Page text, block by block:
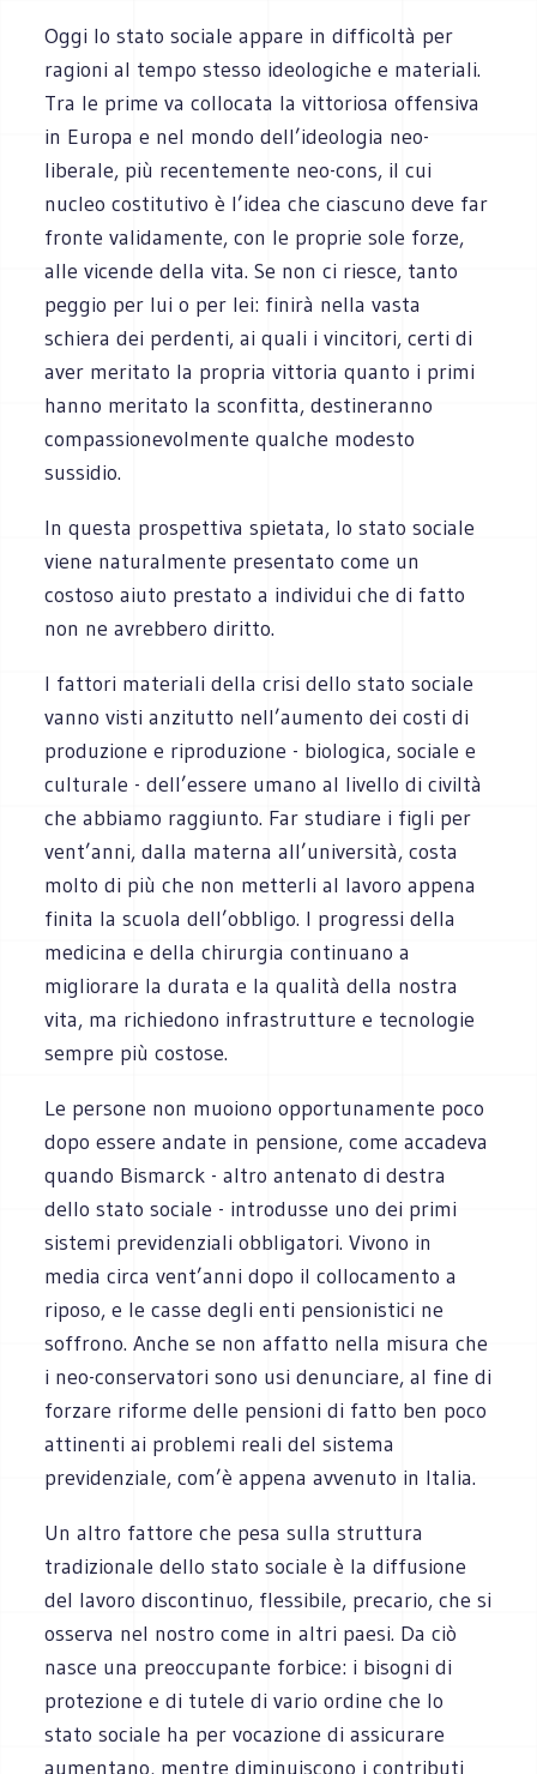
Oggi lo stato sociale appare in difficoltà per
ragioni al tempo stesso ideologiche e materiali.
Tra le prime va collocata la vittoriosa offensiva
in Europa e nel mondo dell’ideologia neo-
liberale, più recentemente neo-cons, il cui
nucleo costitutivo è l’idea che ciascuno deve far
fronte validamente, con le proprie sole forze,
alle vicende della vita. Se non ci riesce, tanto
peggio per lui o per lei: finirà nella vasta
schiera dei perdenti, ai quali i vincitori, certi di
aver meritato la propria vittoria quanto i primi
hanno meritato la sconfitta, destineranno
compassionevolmente qualche modesto
sussidio.
In questa prospettiva spietata, lo stato sociale
viene naturalmente presentato come un
costoso aiuto prestato a individui che di fatto
non ne avrebbero diritto.
I fattori materiali della crisi dello stato sociale
vanno visti anzitutto nell’aumento dei costi di
produzione e riproduzione - biologica, sociale e
culturale - dell’essere umano al livello di civiltà
che abbiamo raggiunto. Far studiare i figli per
vent’anni, dalla materna all’università, costa
molto di più che non metterli al lavoro appena
finita la scuola dell’obbligo. I progressi della
medicina e della chirurgia continuano a
migliorare la durata e la qualità della nostra
vita, ma richiedono infrastrutture e tecnologie
sempre più costose.
Le persone non muoiono opportunamente poco
dopo essere andate in pensione, come accadeva
quando Bismarck - altro antenato di destra
dello stato sociale - introdusse uno dei primi
sistemi previdenziali obbligatori. Vivono in
media circa vent’anni dopo il collocamento a
riposo, e le casse degli enti pensionistici ne
soffrono. Anche se non affatto nella misura che
i neo-conservatori sono usi denunciare, al fine di
forzare riforme delle pensioni di fatto ben poco
attinenti ai problemi reali del sistema
previdenziale, com’è appena avvenuto in Italia.
Un altro fattore che pesa sulla struttura
tradizionale dello stato sociale è la diffusione
del lavoro discontinuo, flessibile, precario, che si
osserva nel nostro come in altri paesi. Da ciò
nasce una preoccupante forbice: i bisogni di
protezione e di tutele di vario ordine che lo
stato sociale ha per vocazione di assicurare
aumentano, mentre diminuiscono i contributi